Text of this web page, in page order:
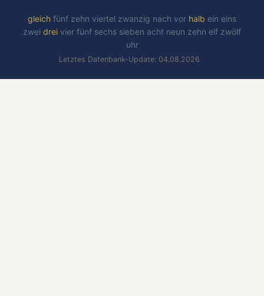
gleich fünf zehn viertel zwanzig nach vor halb ein eins
zwei drei vier fünf sechs sieben acht neun zehn elf zwölf
uhr
Letztes Datenbank-Update: 04.08.2026